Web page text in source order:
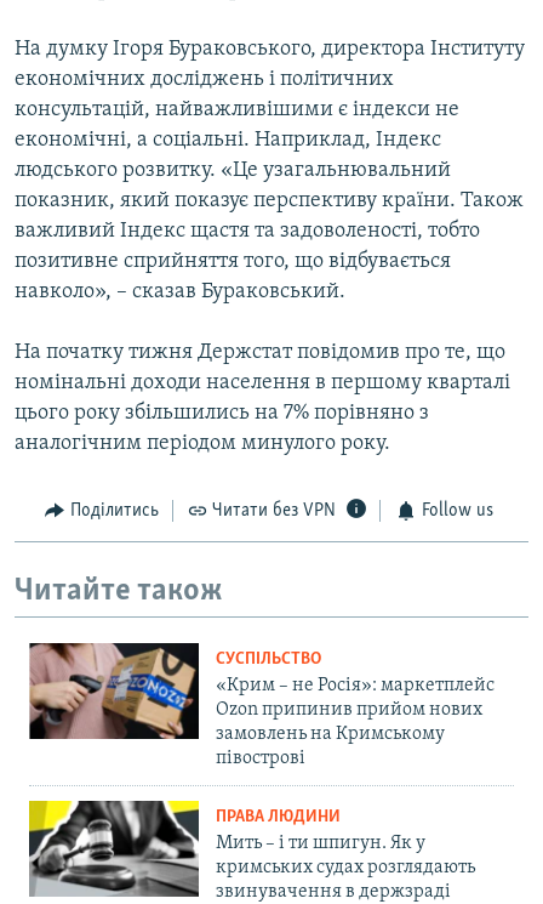
На думку Ігоря Бураковського, директора Інституту
економічних досліджень і політичних
консультацій, найважливішими є індекси не
економічні, а соціальні. Наприклад, Індекс
людського розвитку. «Це узагальнювальний
показник, який показує перспективу країни. Також
важливий Індекс щастя та задоволеності, тобто
позитивне сприйняття того, що відбувається
навколо», – сказав Бураковський.
На початку тижня Держстат повідомив про те, що
номінальні доходи населення в першому кварталі
цього року збільшились на 7% порівняно з
аналогічним періодом минулого року.
Поділитись Читати без VPN Follow us
Читайте також
СУСПІЛЬСТВО
«Крим – не Росія»: маркетплейс
Ozon припинив прийом нових
замовлень на Кримському
півострові
ПРАВА ЛЮДИНИ
Мить – і ти шпигун. Як у
кримських судах розглядають
звинувачення в держзраді